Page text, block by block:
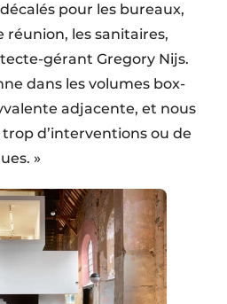
pour les bureaux,
réunion, les sanitaires,
gérant Gregory Nijs.
dans les volumes box-
adjacente, et nous
trop d’interventions ou de
»